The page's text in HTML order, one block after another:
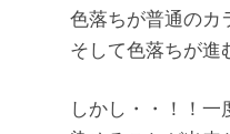
色落ちが普通のカ
そして色落ちが進
しかし・・！！